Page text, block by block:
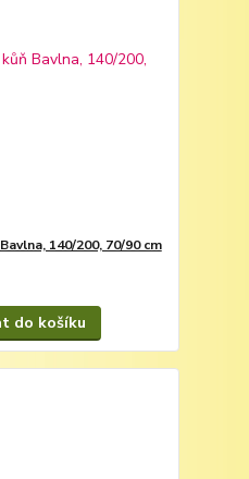
140/200, 70/90 cm
do košíku